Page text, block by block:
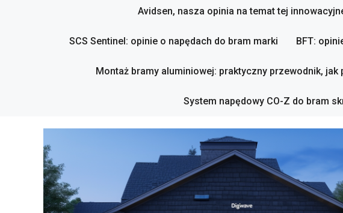
Avidsen, nasza opinia na temat tej
SCS Sentinel: opinie o napędach do bram marki BFT:
Montaż bramy aluminiowej: praktyczny przewodnik, jak
System napędowy CO-Z do bram